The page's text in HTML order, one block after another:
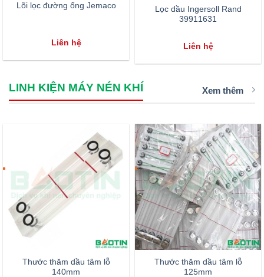
Lõi lọc đường ống Jemaco
Liên hệ
Lọc dầu Ingersoll Rand
39911631
Liên hệ
LINH KIỆN MÁY NÉN KHÍ Xem thêm
Thước thăm dầu tâm lỗ
140mm
Thước thăm dầu tâm lỗ
125mm